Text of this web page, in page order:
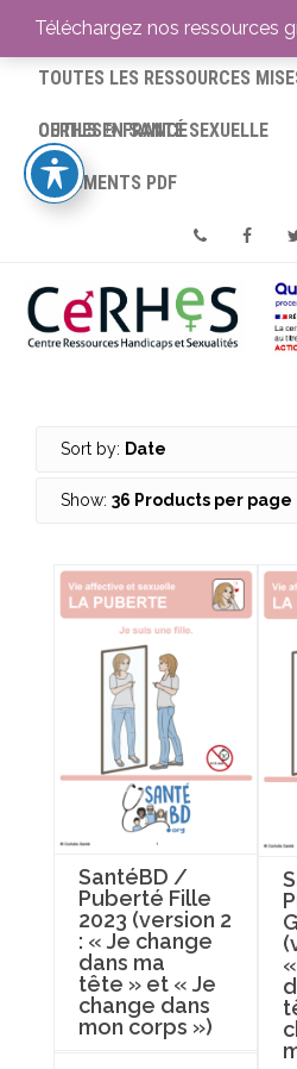
ACCUEIL
TOUTES LES RESSOURCES
CERHES® FRANCE
OUTILS EN SANTÉ SEXUELLE
DOCUMENTS PDF
Phone
Sort by: Date
Show: 36 Products per page
SantéBD /
Puberté Fille
2023 (version 2
: « Je change
dans ma
tête » et « Je
change dans
mon corps »)
Téléchargez nos ressources